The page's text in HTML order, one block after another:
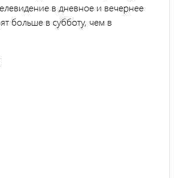
в дневное и вечернее
больше в субботу, чем в